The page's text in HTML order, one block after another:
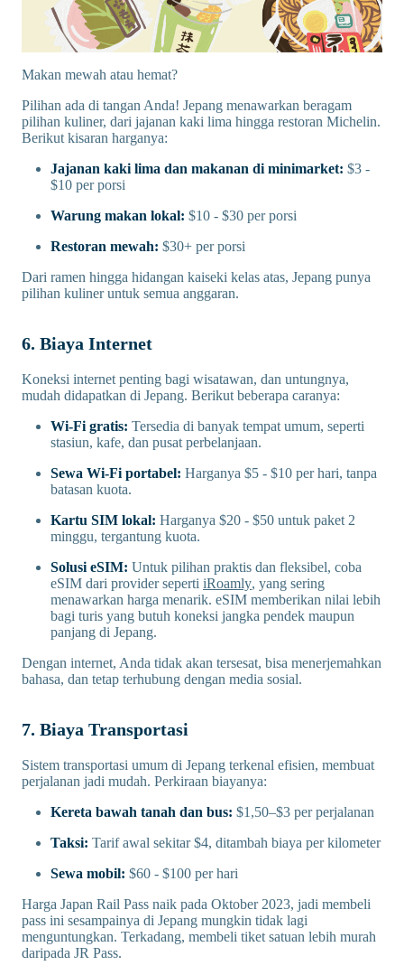
Makan mewah atau hemat?
Pilihan ada di tangan Anda! Jepang menawarkan beragam
pilihan kuliner, dari jajanan kaki lima hingga restoran Michelin.
Berikut kisaran harganya:
Jajanan kaki lima dan makanan di minimarket: $3 -
$10 per porsi
Warung makan lokal: $10 - $30 per porsi
Restoran mewah: $30+ per porsi
Dari ramen hingga hidangan kaiseki kelas atas, Jepang punya
pilihan kuliner untuk semua anggaran.
6. Biaya Internet
Koneksi internet penting bagi wisatawan, dan untungnya,
mudah didapatkan di Jepang. Berikut beberapa caranya:
Wi-Fi gratis: Tersedia di banyak tempat umum, seperti
stasiun, kafe, dan pusat perbelanjaan.
Sewa Wi-Fi portabel: Harganya $5 - $10 per hari, tanpa
batasan kuota.
Kartu SIM lokal: Harganya $20 - $50 untuk paket 2
minggu, tergantung kuota.
Solusi eSIM: Untuk pilihan praktis dan fleksibel, coba
eSIM dari provider seperti iRoamly, yang sering
menawarkan harga menarik. eSIM memberikan nilai lebih
bagi turis yang butuh koneksi jangka pendek maupun
panjang di Jepang.
Dengan internet, Anda tidak akan tersesat, bisa menerjemahkan
bahasa, dan tetap terhubung dengan media sosial.
7. Biaya Transportasi
Sistem transportasi umum di Jepang terkenal efisien, membuat
perjalanan jadi mudah. Perkiraan biayanya:
Kereta bawah tanah dan bus: $1,50–$3 per perjalanan
Taksi: Tarif awal sekitar $4, ditambah biaya per kilometer
Sewa mobil: $60 - $100 per hari
Harga Japan Rail Pass naik pada Oktober 2023, jadi membeli
pass ini sesampainya di Jepang mungkin tidak lagi
menguntungkan. Terkadang, membeli tiket satuan lebih murah
daripada JR Pass.